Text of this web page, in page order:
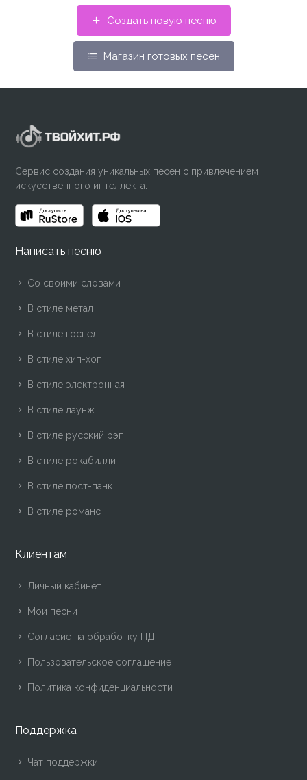
Создать новую песню
Магазин готовых песен
Сервис создания уникальных песен с привлечением
искусственного интеллекта.
Написать песню
Со своими словами
В стиле метал
В стиле госпел
В стиле хип-хоп
В стиле электронная
В стиле лаунж
В стиле русский рэп
В стиле рокабилли
В стиле пост-панк
В стиле романс
Клиентам
Личный кабинет
Мои песни
Согласие на обработку ПД
Пользовательское соглашение
Политика конфиденциальности
Поддержка
Чат поддержки